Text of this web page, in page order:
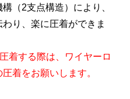
（2支点構造）により、
り、楽に圧着ができま
着する際は、ワイヤーロ
着をお願いします。